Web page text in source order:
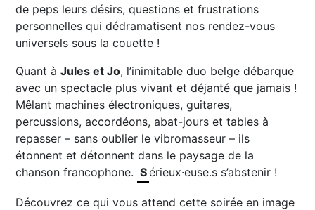
de peps leurs désirs, questions et frustrations
personnelles qui dédramatisent nos rendez-vous
universels sous la couette !
Quant àJules et Jo, l’inimitable duo belge débarque
avec un spectacle plus vivant et déjanté que jamais !
Mêlant machines électroniques, guitares,
percussions, accordéons, abat-jours et tables à
repasser – sans oublier le vibromasseur – ils
étonnent et détonnent dans le paysage de la
chanson francophone. Sérieux·euse.s s’abstenir !
Découvrez ce qui vous attend cette soirée en image